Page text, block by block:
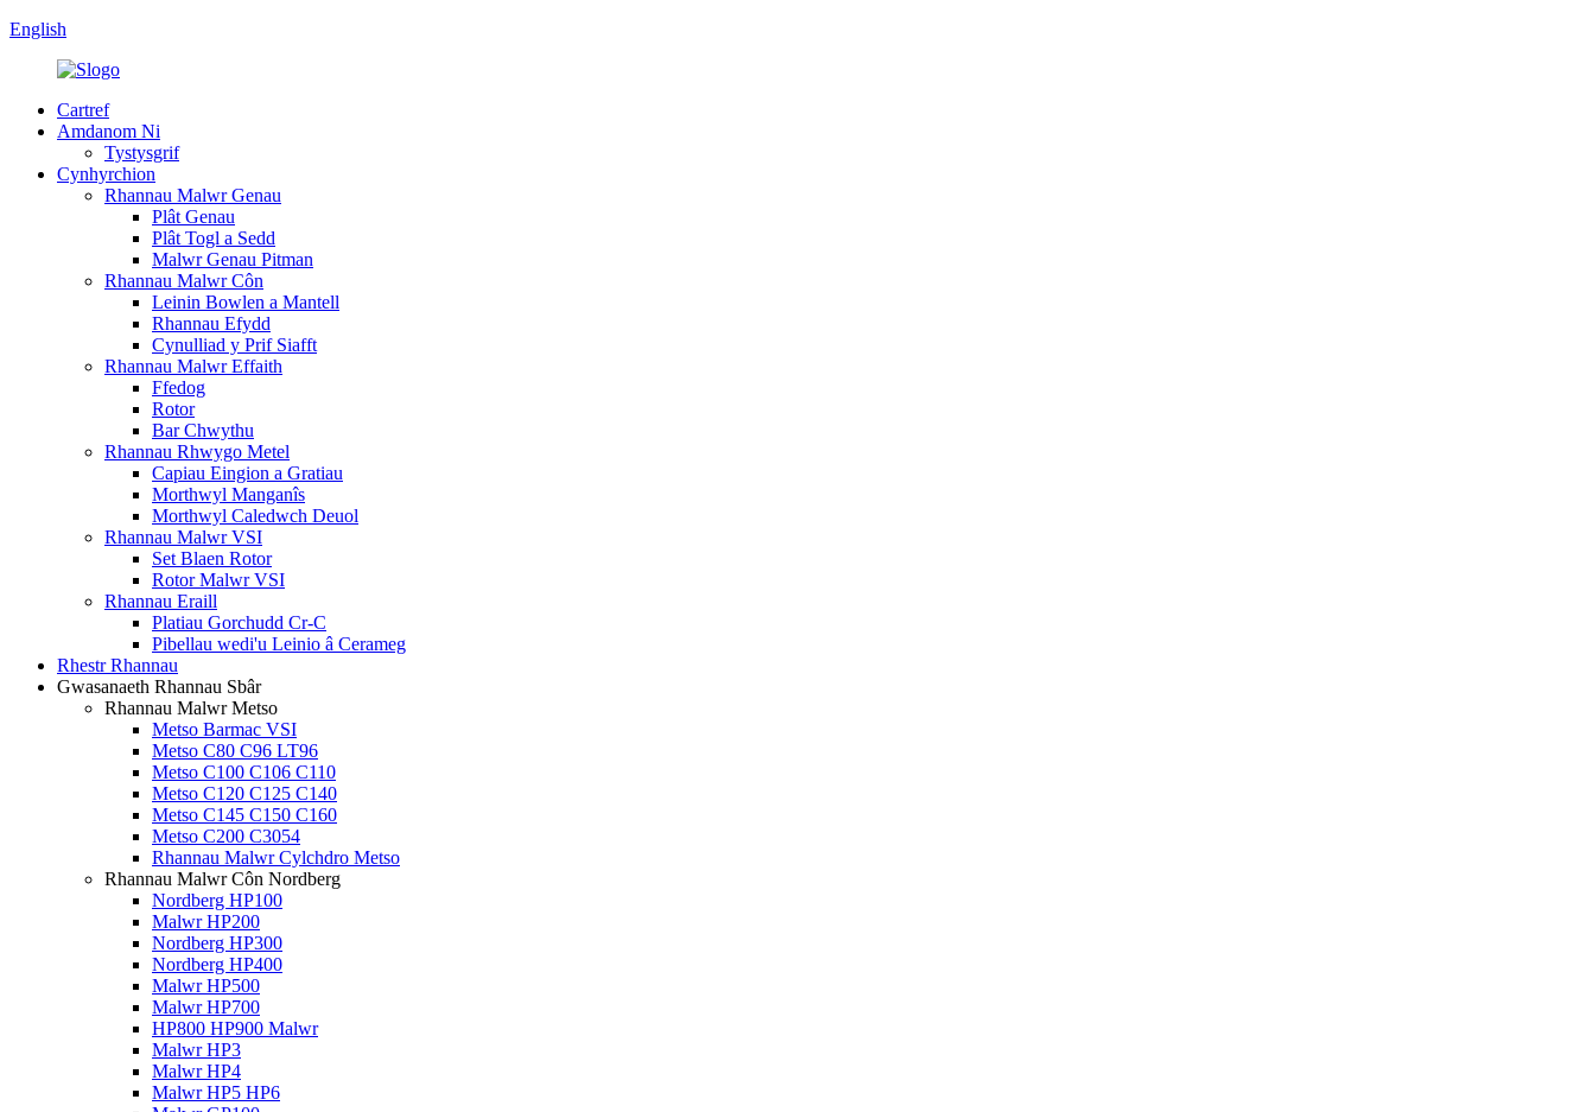
English
Cartref
Amdanom Ni
Tystysgrif
Cynhyrchion
Rhannau Malwr Genau
Plât Genau
Plât Togl a Sedd
Malwr Genau Pitman
Rhannau Malwr Côn
Leinin Bowlen a Mantell
Rhannau Efydd
Cynulliad y Prif Siafft
Rhannau Malwr Effaith
Ffedog
Rotor
Bar Chwythu
Rhannau Rhwygo Metel
Capiau Eingion a Gratiau
Morthwyl Manganîs
Morthwyl Caledwch Deuol
Rhannau Malwr VSI
Set Blaen Rotor
Rotor Malwr VSI
Rhannau Eraill
Platiau Gorchudd Cr-C
Pibellau wedi'u Leinio â Cerameg
Rhestr Rhannau
Gwasanaeth Rhannau Sbâr
Rhannau Malwr Metso
Metso Barmac VSI
Metso C80 C96 LT96
Metso C100 C106 C110
Metso C120 C125 C140
Metso C145 C150 C160
Metso C200 C3054
Rhannau Malwr Cylchdro Metso
Rhannau Malwr Côn Nordberg
Nordberg HP100
Malwr HP200
Nordberg HP300
Nordberg HP400
Malwr HP500
Malwr HP700
HP800 HP900 Malwr
Malwr HP3
Malwr HP4
Malwr HP5 HP6